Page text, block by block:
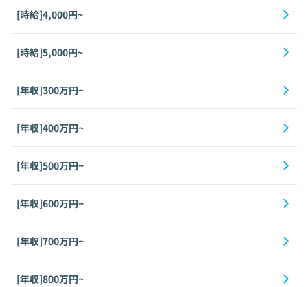
[時給]4,000円~
[時給]5,000円~
[年収]300万円~
[年収]400万円~
[年収]500万円~
[年収]600万円~
[年収]700万円~
[年収]800万円~